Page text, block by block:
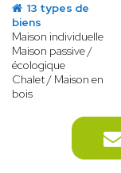
13 types de
biens
Maison individuelle
Maison passive /
écologique
Chalet / Maison en
bois